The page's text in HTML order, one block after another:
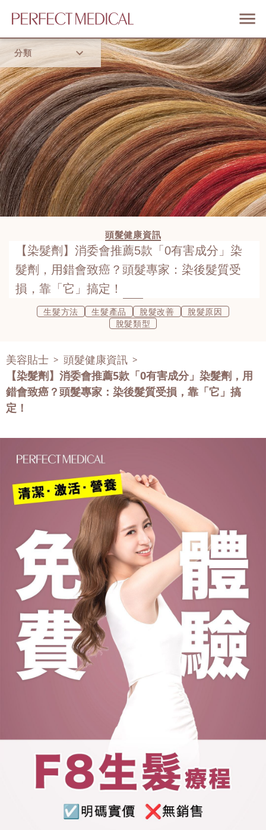
分類
首頁
流行趨勢
頭髮健康資訊
【染髮劑】消委會推薦5款「0有害成分」染
髮劑，用錯會致癌？頭髮專家：染後髮質受
損，靠「它」搞定！
生髮方法 生髮產品 脫髮改善
脫髮原因
脫髮類型
美容貼士 > 頭髮健康資訊 >
【染髮劑】消委會推薦5款「0有害成分」染髮劑，用
錯會致癌？頭髮專家：染後髮質受損，靠「它」搞
定！